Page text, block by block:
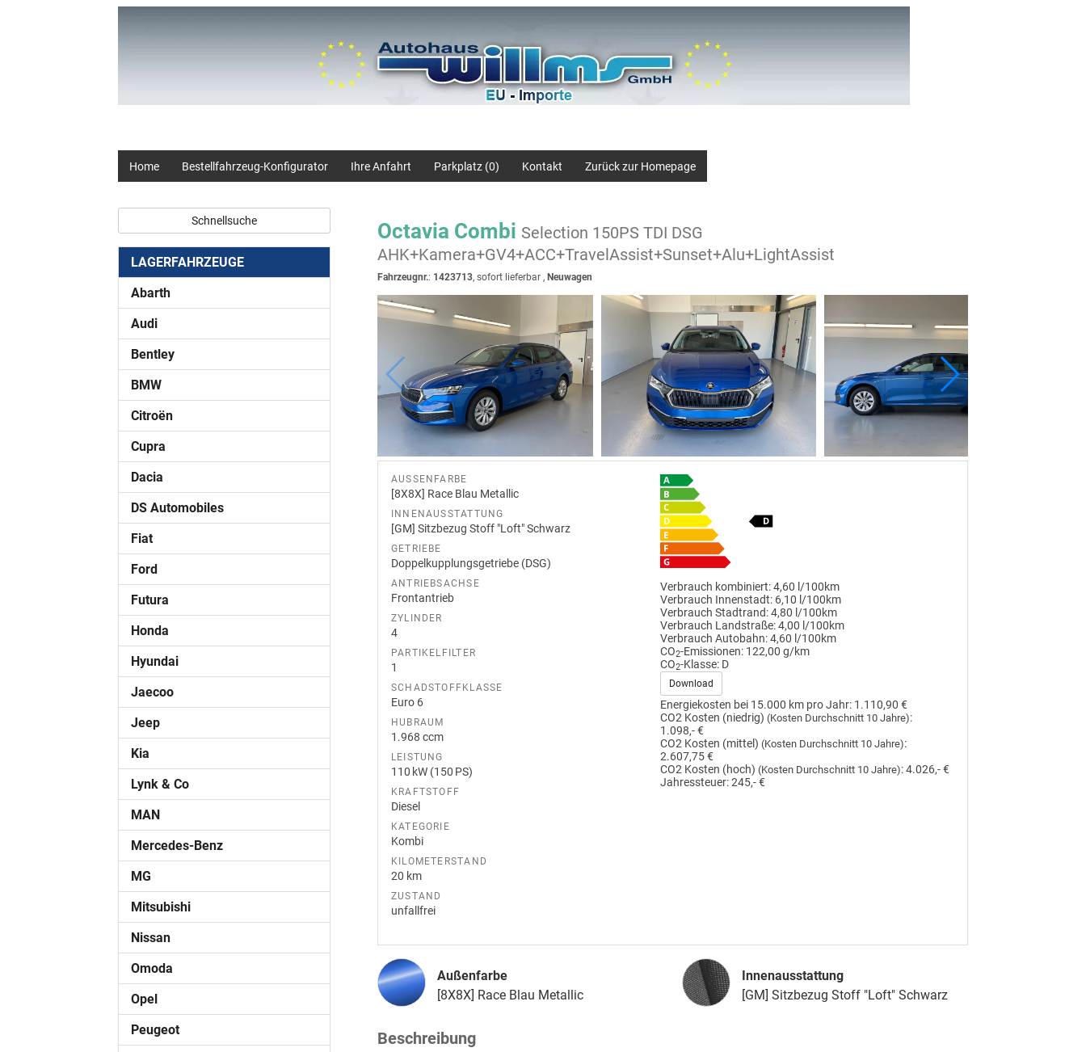
Home Bestellfahrzeug-Konfigurator Ihre Anfahrt Parkplatz (0) Kontakt Zurück zur Homepage
Octavia Combi Selection 150PS TDI DSG
AHK+Kamera+GV4+ACC+TravelAssist+Sunset+Alu+LightAssist
Fahrzeugnr.: 1423713, sofort lieferbar, Neuwagen
AUSSENFARBE
[8X8X] Race Blau Metallic
INNENAUSSTATTUNG
[GM] Sitzbezug Stoff "Loft" Schwarz
GETRIEBE
Doppelkupplungsgetriebe (DSG)
ANTRIEBSACHSE
Frontantrieb
ZYLINDER
4
PARTIKELFILTER
1
SCHADSTOFFKLASSE
Euro 6
HUBRAUM
1.968 ccm
LEISTUNG
110 kW (150 PS)
KRAFTSTOFF
Diesel
KATEGORIE
Kombi
KILOMETERSTAND
20 km
ZUSTAND
unfallfrei
Verbrauch kombiniert:4,60 l/100km
Verbrauch Innenstadt: 6,10 l/100km
Verbrauch Stadtrand:4,80 l/100km
Verbrauch Landstraße:4,00 l/100km
Verbrauch Autobahn:4,60 l/100km
CO2-Emissionen: 122,00 g/km
CO2-Klasse: D
Download
Energiekosten bei 15.000 km pro Jahr: 1.110,90 €
CO2 Kosten (niedrig)(Kosten Durchschnitt 10 Jahre):
1.098,- €
CO2 Kosten (mittel)(Kosten Durchschnitt 10 Jahre):
2.607,75 €
CO2 Kosten (hoch)(Kosten Durchschnitt 10 Jahre):4.026,- €
Jahressteuer:245,- €
Außenfarbe
[8X8X] Race Blau Metallic
Innenausstattung
Innenausstattung
[GM] Sitzbezug Stoff "Loft" Schwarz
Beschreibung
Schnellsuche
LAGERFAHRZEUGE
Abarth
Audi
Bentley
BMW
Citroën
Cupra
Dacia
DS Automobiles
Fiat
Ford
Futura
Honda
Hyundai
Jaecoo
Jeep
Kia
Lynk & Co
MAN
Mercedes-Benz
MG
Mitsubishi
Nissan
Omoda
Opel
Peugeot